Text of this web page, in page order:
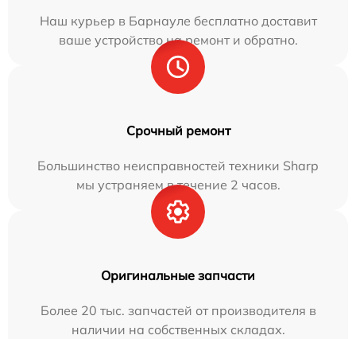
Наш курьер в Барнауле бесплатно доставит
ваше устройство на ремонт и обратно.
Срочный ремонт
Большинство неисправностей техники Sharp
мы устраняем в течение 2 часов.
Оригинальные запчасти
Более 20 тыс. запчастей от производителя в
наличии на собственных складах.